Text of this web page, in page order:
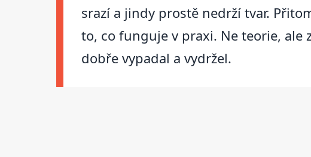
srazí a jindy prostě nedrží tvar.
to, co funguje v praxi. Ne teorie, ale
dobře vypadal a vydržel.